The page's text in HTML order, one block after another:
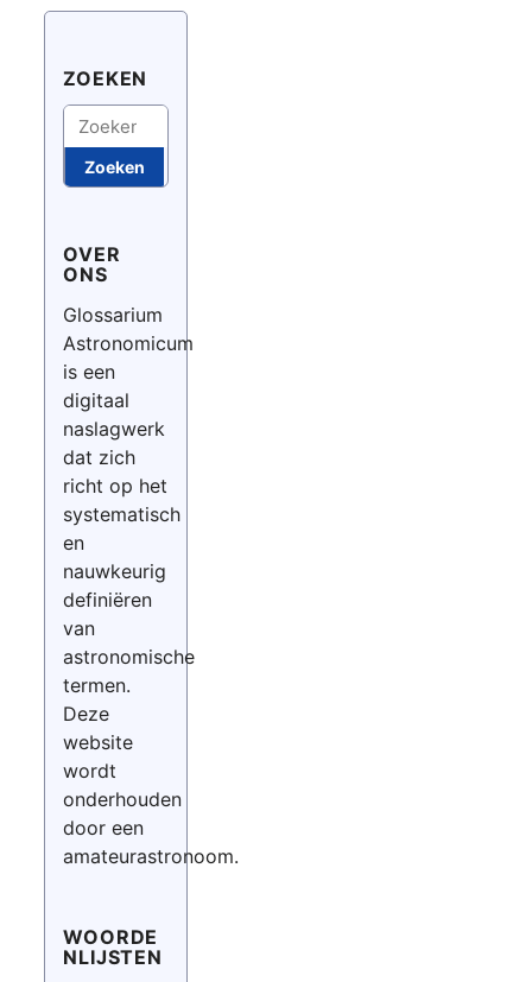
ZOEKEN
Zoeken
Zoeken
OVER
ONS
Glossarium
Astronomicum
is een
digitaal
naslagwerk
dat zich
richt op het
systematisch
en
nauwkeurig
definiëren
van
astronomische
termen.
Deze
website
wordt
onderhouden
door een
amateurastronoom.
WOORDE
NLIJSTEN